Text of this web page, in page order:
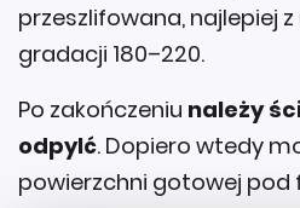
przeszlifowana, najlepiej
gradacji 180–220.
Po zakończeniu należy
odpylć. Dopiero wtedy
powierzchni gotowej pod